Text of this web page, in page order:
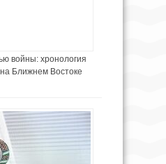
войны: хронология
на Ближнем Востоке